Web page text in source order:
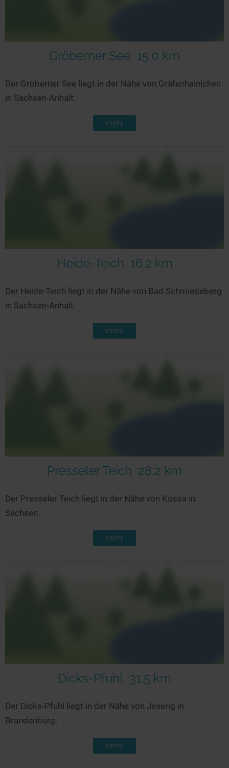
Gröberner See 15,0 km
Der Gröberner See liegt in der Nähe von Gräfenhainichen
in Sachsen-Anhalt.
mehr
Heide-Teich 16,2 km
Der Heide-Teich liegt in der Nähe von Bad Schmiedeberg
in Sachsen-Anhalt.
mehr
Presseler Teich 28,2 km
Der Presseler Teich liegt in der Nähe von Kossa in
Sachsen.
mehr
Dicks-Pfuhl 31,5 km
Der Dicks-Pfuhl liegt in der Nähe von Jeserig in
Brandenburg.
mehr